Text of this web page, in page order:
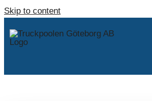
Skip to content